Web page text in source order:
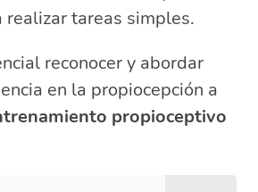
realizar tareas simples.
reconocer y abordar
en la propiocepción a
propioceptivo